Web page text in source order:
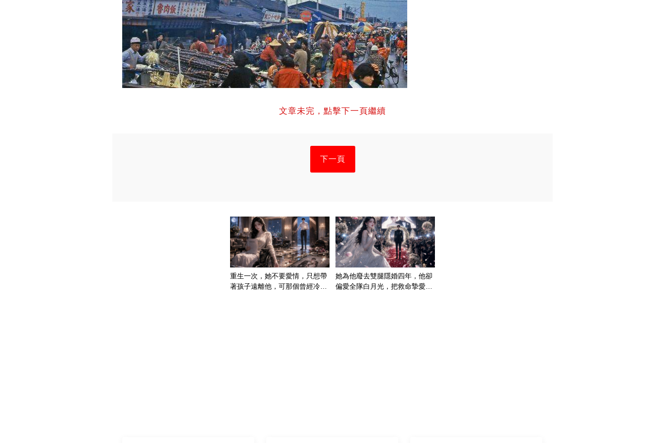
文章未完，點擊下一頁繼續
下一頁
重生一次，她不要愛情，只想帶
著孩子遠離他，可那個曾經冷漠
她為他廢去雙腿隱婚四年，他卻
偏愛全隊白月光，把救命摯愛當